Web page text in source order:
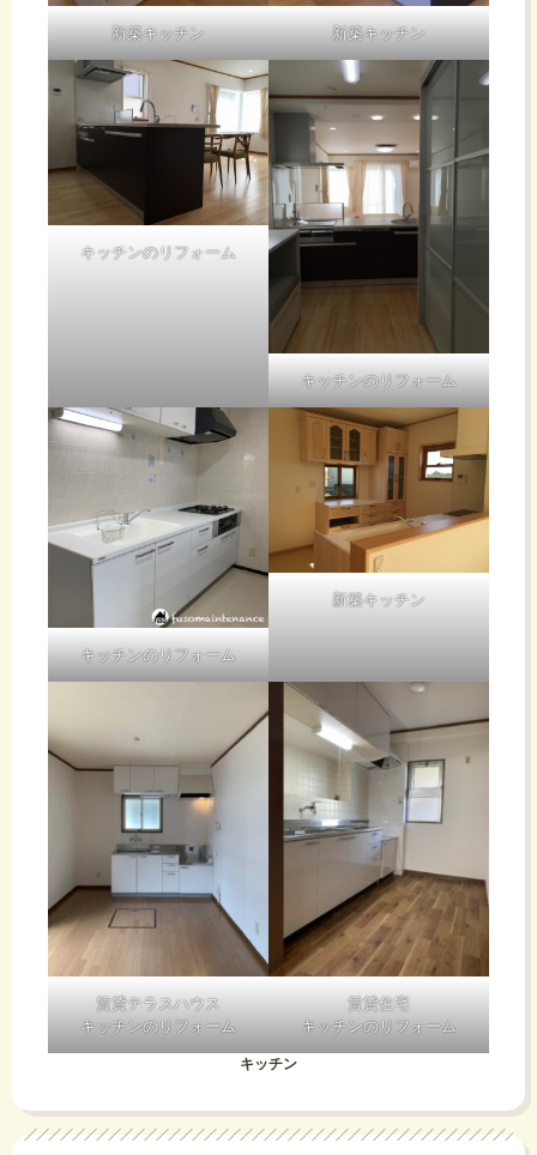
新築キッチン 新築キッチン
キッチンのリフォーム
キッチンのリフォーム
キッチンのリフォーム
新築キッチン
賃貸テラスハウス
キッチンのリフォーム
賃貸住宅
キッチンのリフォーム
キッチン